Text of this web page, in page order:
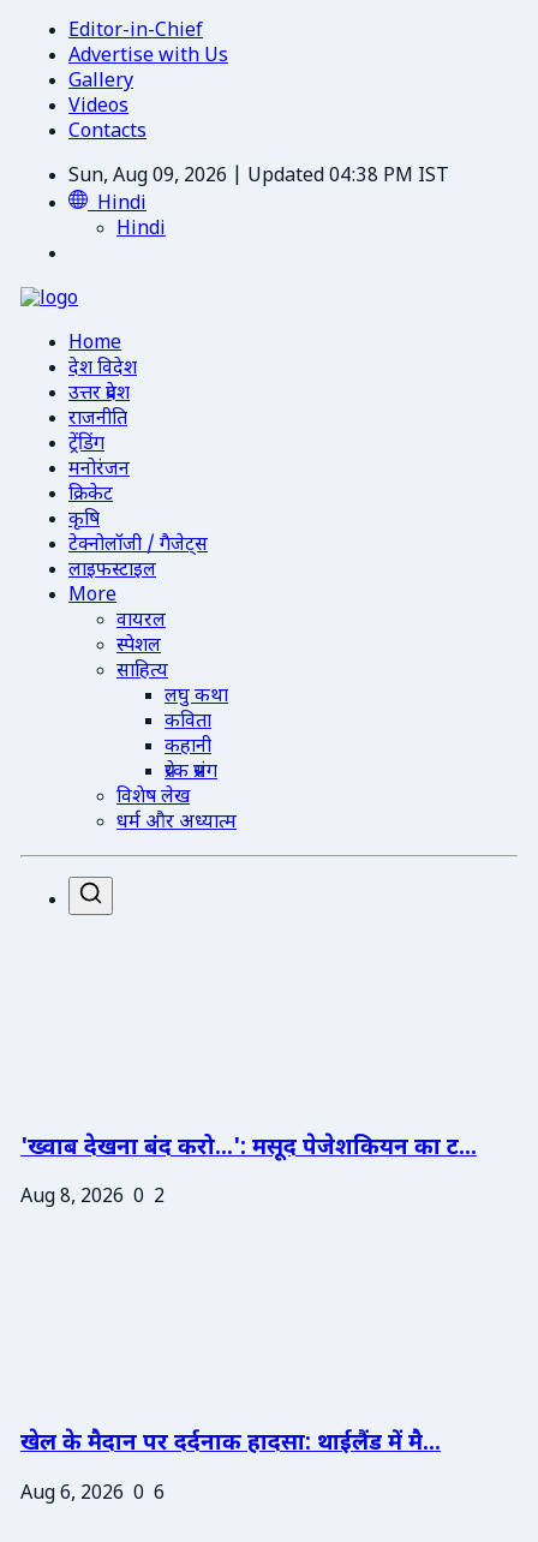
Editor-in-Chief
Advertise with Us
Gallery
Videos
Contacts
Sun, Aug 09, 2026 | Updated 04:38 PM IST
Hindi
Hindi
Home
देश विदेश
उत्तर प्रदेश
राजनीति
ट्रेंडिंग
मनोरंजन
क्रिकेट
कृषि
टेक्नोलॉजी / गैजेट्स
लाइफस्टाइल
More
वायरल
स्पेशल
साहित्य
लघु कथा
कविता
कहानी
प्रेरक प्रसंग
विशेष लेख
धर्म और अध्यात्म
'ख्वाब देखना बंद करो...': मसूद पेजेशकियन का ट...
Aug 8, 2026 0 2
खेल के मैदान पर दर्दनाक हादसा: थाईलैंड में मै...
Aug 6, 2026 0 6